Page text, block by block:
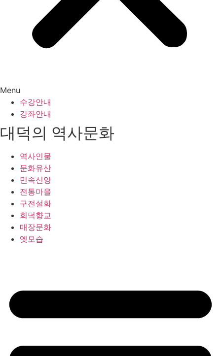
Menu
수강안내
강좌안내
대덕의 역사문화
역사인물
문화유산
민속신앙
전통마을
구전설화
회덕향교
매장문화
옛모습